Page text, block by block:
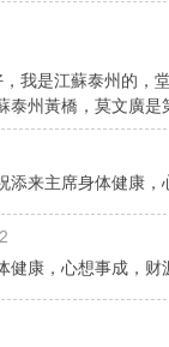
我是江蘇泰州的，
泰州黃橋，莫文廣
添来主席身体健康
健康，心想事成，财